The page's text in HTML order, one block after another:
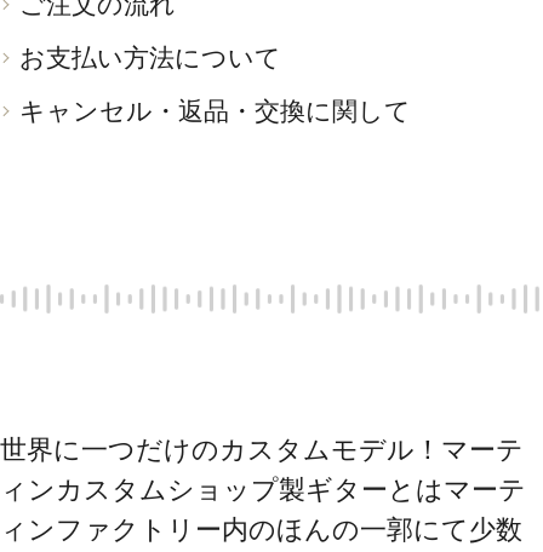
お支払い方法について
キャンセル・返品・交換に関して
世界に一つだけのカスタムモデル！マーテ
ィンカスタムショップ製ギターとはマーテ
ィンファクトリー内のほんの一郭にて少数